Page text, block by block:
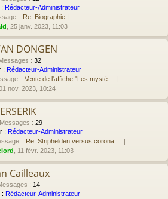
Rédacteur-Administrateur
: Re: Biographie
, 25 janv. 2023, 11:03
DONGEN
: 32
: Rédacteur-Administrateur
: Vente de l'affiche "Les mystè…
01 nov. 2023, 10:24
Messages : 29
: Rédacteur-Administrateur
: Re: Striphelden versus corona…
, 11 févr. 2023, 11:03
Cailleaux
: 14
: Rédacteur-Administrateur